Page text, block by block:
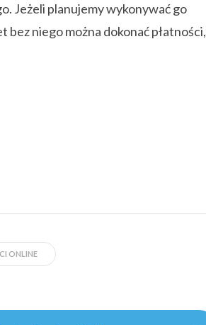
Jeżeli planujemy wykonywać go
niego można dokonać płatności,
ONLINE